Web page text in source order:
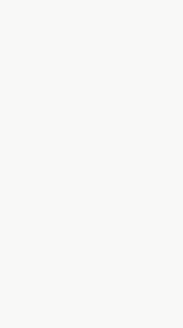
что следует
на
страница – как
у кабачков –